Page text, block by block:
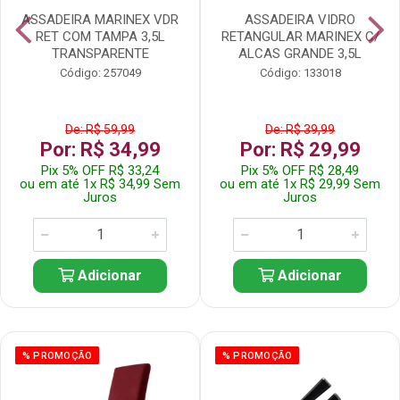
ASSADEIRA MARINEX VDR
RET COM TAMPA 3,5L
TRANSPARENTE
Código: 257049
De: R$ 59,99
Por: R$ 34,99
Pix 5% OFF R$ 33,24
ou em até 1x R$ 34,99 Sem
Juros
Adicionar
ASSADEIRA VIDRO
RETANGULAR MARINEX C/
ALCAS GRANDE 3,5L
Código: 133018
De: R$ 39,99
Por: R$ 29,99
Pix 5% OFF R$ 28,49
ou em até 1x R$ 29,99 Sem
Juros
Adicionar
% PROMOÇÃO % PROMOÇÃO